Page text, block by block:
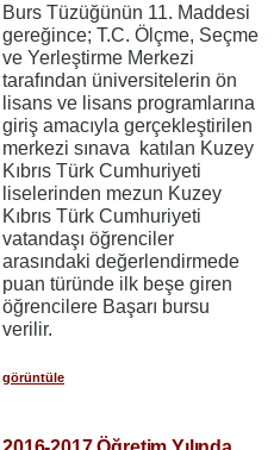
Burs Tüzüğünün 11. Maddesi
gereğince; T.C. Ölçme, Seçme
ve Yerleştirme Merkezi
tarafından üniversitelerin ön
lisans ve lisans programlarına
giriş amacıyla gerçekleştirilen
merkezi sınava katılan Kuzey
Kıbrıs Türk Cumhuriyeti
liselerinden mezun Kuzey
Kıbrıs Türk Cumhuriyeti
vatandaşı öğrenciler
arasındaki değerlendirmede
puan türünde ilk beşe giren
öğrencilere Başarı bursu
verilir.
görüntüle